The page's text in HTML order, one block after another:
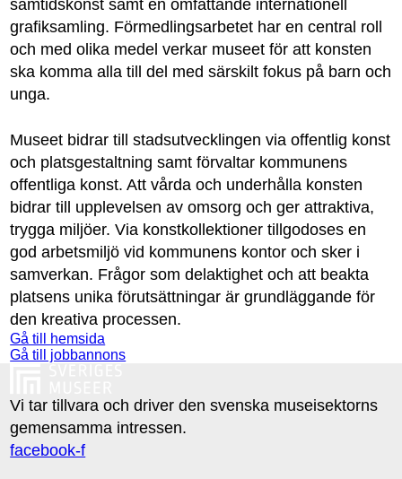
samtidskonst samt en omfattande internationell
grafiksamling. Förmedlingsarbetet har en central roll
och med olika medel verkar museet för att konsten
ska komma alla till del med särskilt fokus på barn och
unga.
Museet bidrar till stadsutvecklingen via offentlig konst
och platsgestaltning samt förvaltar kommunens
offentliga konst. Att vårda och underhålla konsten
bidrar till upplevelsen av omsorg och ger attraktiva,
trygga miljöer. Via konstkollektioner tillgodoses en
god arbetsmiljö vid kommunens kontor och sker i
samverkan. Frågor som delaktighet och att beakta
platsens unika förutsättningar är grundläggande för
den kreativa processen.
Gå till hemsida
Gå till jobbannons
Vi tar tillvara och driver den svenska museisektorns
gemensamma intressen.
facebook-f